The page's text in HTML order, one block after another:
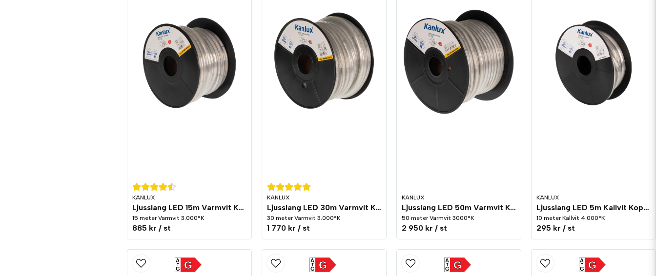
KANLUX
Ljusslang LED 15m Varmvit Kopplingsbar
15 meter Varmvit 3.000°K
885 kr / st
KANLUX
Ljusslang LED 30m Varmvit Kopplingsbar
30 meter Varmvit 3.000°K
1 770 kr / st
KANLUX
Ljusslang LED 50m Varmvit Kopplingsbar
50 meter Varmvit 3000°K
2 950 kr / st
KANLUX
Ljusslang LED 5m Kallvit Kopplingsbar
10 meter Kallvit 4.000°K
295 kr / st
G
A
G G
A
G G
A
G G
A
G